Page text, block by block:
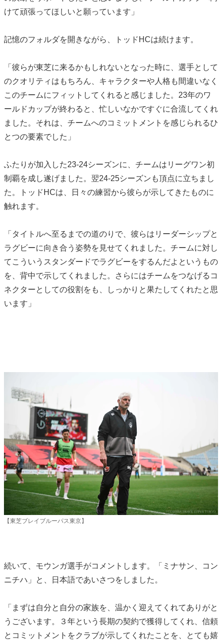
けて頑張ってほしいと願っています」
記憶のフォルダを開きながら、トッドHCは続けます。
「彼らが東芝に来るかもしれないとなった時に、選手として
のクオリティはもちろん、キャラクターや人格も間違いなく
このチームにフィットしてくれると感じました。23年のワ
ールドカップが終わると、忙しいなかですぐに合流してくれ
ました。それは、チームへのコミットメントを感じられるひ
とつの要素でした」
ふたりが加入した23-24シーズンに、チームはリーグワン初
制覇を成し遂げました。翌24-25シーズンも頂点に立ちまし
た。トッドHCは、日々の練習から彼らが示してきたものに
触れます。
「タイトルへ至るまでの道のりで、彼らはリーダーシップと
ラグビーに向き合う姿勢を見せてくれました。チームに対し
てこういうスタンダードでラグビーをするんだよというもの
を、背中で示してくれました。さらにはチームをつなげるコ
ネクターとしての役割をも、しっかりと果たしてくれたと思
います」
【東芝ブレイブルーパス東京】
続いて、モウンガ選手がコメントします。「ミナサン、コン
ニチハ」と、日本語であいさつをしました。
「まずは自分と自分の家族を、温かく迎えてくれてありがと
うございます。３年という長期の契約で獲得してくれ、信頼
とコミットメントをクラブが示してくれたことを、とても嬉